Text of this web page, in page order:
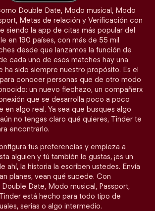
Double Date, Modo musical, Modo
Metas de relación y Verificación con
siendo la app de citas más popular del
en 190 países, con más de 55 mil
desde que lanzamos la función de
cada uno de esos matches hay una
ha sido siempre nuestro propósito. Es el
conocer personas que de otro modo
un nuevo flechazo, un compañerx
que se desarrolla poco a poco
en algo real. Ya sea que busques algo
no tengas claro qué quieres, Tinder te
encontrarlo.
tus preferencias y empieza a
alguien y tú también le gustas, ¡es un
ahí, la historia la escriben ustedes. Envía
planes, vean qué sucede. Con
Date, Modo musical, Passport,
está hecho para todo tipo de
serias o algo intermedio.